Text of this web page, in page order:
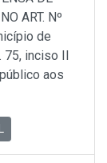
ART. Nº
de
inciso Il
aos